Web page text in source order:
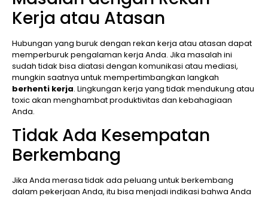
Kerja atau Atasan
Hubungan yang buruk dengan rekan kerja atau atasan dapat
memperburuk pengalaman kerja Anda. Jika masalah ini
sudah tidak bisa diatasi dengan komunikasi atau mediasi,
mungkin saatnya untuk mempertimbangkan langkah
berhenti kerja. Lingkungan kerja yang tidak mendukung atau
toxic akan menghambat produktivitas dan kebahagiaan
Anda.
Tidak Ada Kesempatan
Berkembang
Jika Anda merasa tidak ada peluang untuk berkembang
dalam pekerjaan Anda, itu bisa menjadi indikasi bahwa Anda